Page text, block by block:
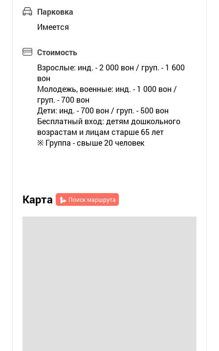
Парковка
Имеется
Стоимость
Взрослые: инд. - 2 000 вон / груп. - 1 600
вон
Молодежь, военные: инд. - 1 000 вон /
груп. - 700 вон
Дети: инд. - 700 вон / груп. - 500 вон
Бесплатный вход: детям дошкольного
возрастам и лицам старше 65 лет
※ Группа - свыше 20 человек
Карта Поиск маршрута